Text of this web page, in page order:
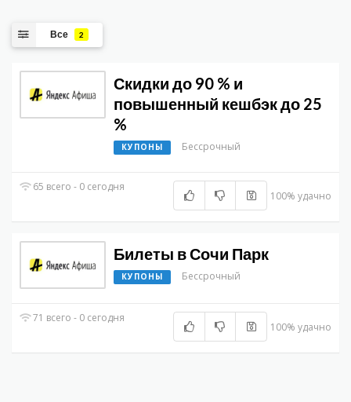
Все 2
Скидки до 90 % и
повышенный кешбэк до 25
%
КУПОНЫ Бессрочный
65 всего - 0 сегодня
100% удачно
Билеты в Сочи Парк
КУПОНЫ Бессрочный
71 всего - 0 сегодня
100% удачно